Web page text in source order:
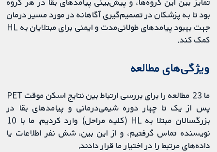
بود تا به پزشکان در تصمیم‌گیری آگاهانه در مورد مسیر درمان
جهت بهبود پیامدهای طولانی‌مدت و ایمنی برای مبتلایان به HL
کمک کند.
ویژگی‌های مطالعه
ما 23 مطالعه را برای بررسی ارتباط بین نتایج اسکن موقت PET
پس از یک تا چهار دوره‌ شیمی‌درمانی و پیامدهای بقا در
بزرگسالان مبتلا به HL (کلیه مراحل) وارد کردیم. ما با 10
نویسنده تماس گرفتیم، و از این بین، شش نفر اطلاعات یا
داده‌های مرتبط را در اختیار ما قرار دادند.